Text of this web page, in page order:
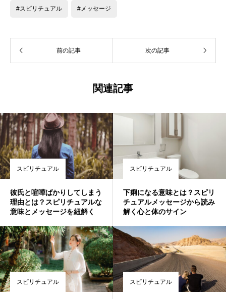
#スピリチュアル #メッセージ
前の記事 次の記事
関連記事
スピリチュアル
彼氏と喧嘩ばかりしてしまう
理由とは？スピリチュアルな
意味とメッセージを紐解く
スピリチュアル
下痢になる意味とは？スピリ
チュアルメッセージから読み
解く心と体のサイン
スピリチュアル スピリチュアル